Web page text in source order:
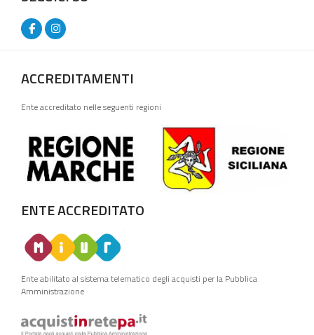
ACCREDITAMENTI
Ente accreditato nelle seguenti regioni
ENTE ACCREDITATO
Ente abilitato al sistema telematico degli acquisti per la Pubblica
Amministrazione